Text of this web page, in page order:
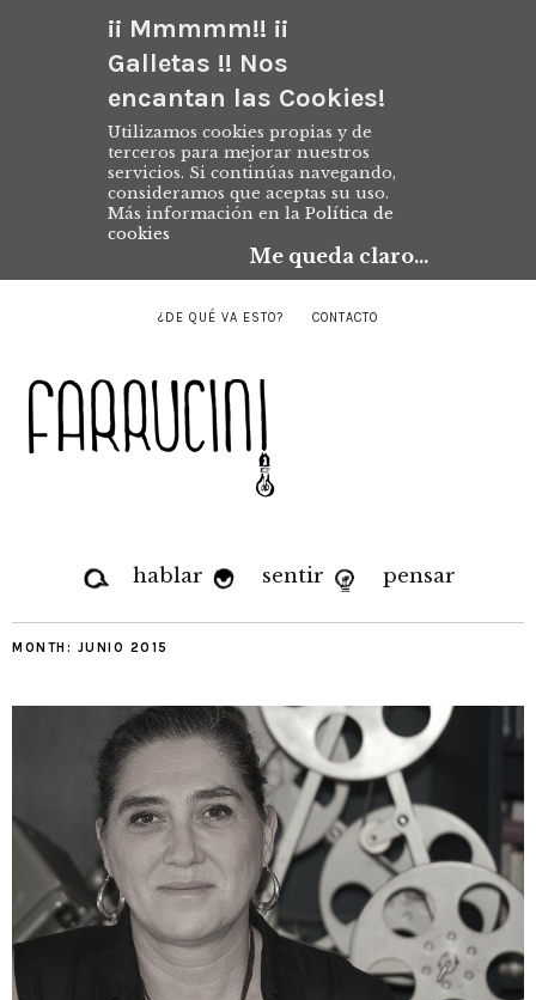
¡¡ Mmmmm!! ¡¡
Galletas !! Nos
encantan las Cookies!
Utilizamos cookies propias y de
terceros para mejorar nuestros
servicios. Si continúas navegando,
consideramos que aceptas su uso.
Más información en la Política de
cookies
Me queda claro...
¿DE QUÉ VA ESTO? CONTACTO
hablar sentir pensar
MONTH: JUNIO 2015